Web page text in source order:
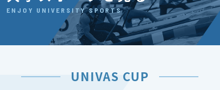
ENJOY UNIVERSITY SPORTS
UNIVAS CUP